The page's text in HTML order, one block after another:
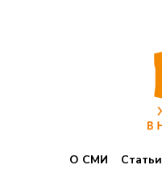
О СМИ Статьи